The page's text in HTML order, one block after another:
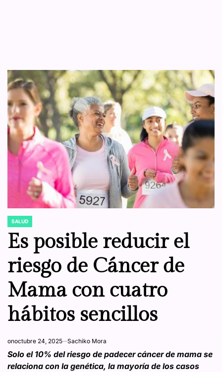
POSTED
IN
SALUD
Es posible reducir el
riesgo de Cáncer de
Mama con cuatro
hábitos sencillos
onoctubre 24, 2025 Sachiko Mora
Solo el 10% del riesgo de padecer cáncer de mama se
relaciona con la genética, la mayoría de los casos